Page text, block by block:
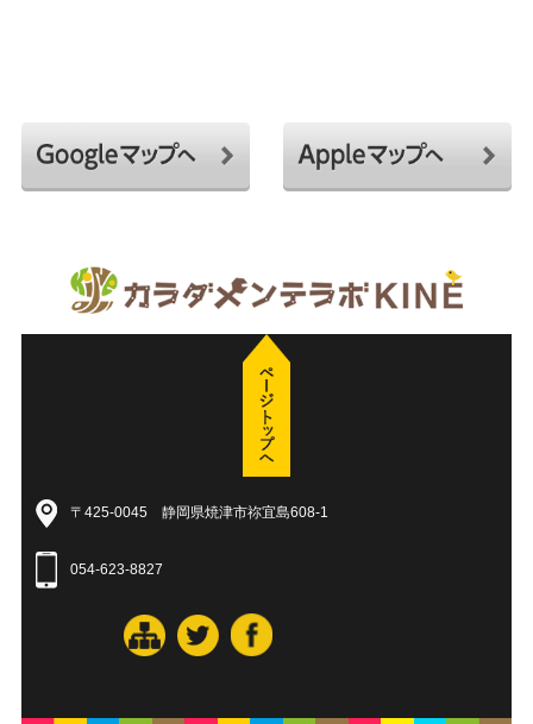
〒425-0045 静岡県焼津市祢宜島608-1
054-623-8827